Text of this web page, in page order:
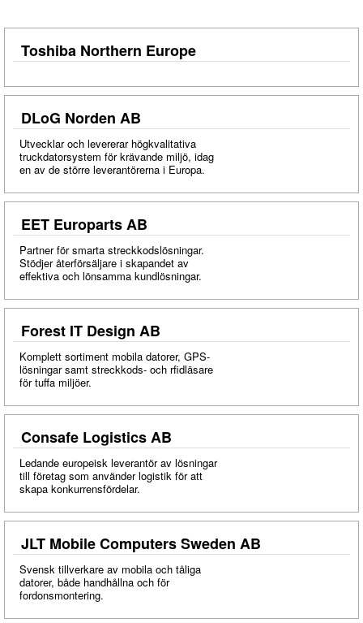
Toshiba Northern Europe
DLoG Norden AB
Utvecklar och levererar högkvalitativa
truckdatorsystem för krävande miljö, idag
en av de större leverantörerna i Europa.
EET Europarts AB
Partner för smarta streckkodslösningar.
Stödjer återförsäljare i skapandet av
effektiva och lönsamma kundlösningar.
Forest IT Design AB
Komplett sortiment mobila datorer, GPS-
lösningar samt streckkods- och rfidläsare
för tuffa miljöer.
Consafe Logistics AB
Ledande europeisk leverantör av lösningar
till företag som använder logistik för att
skapa konkurrensfördelar.
JLT Mobile Computers Sweden AB
Svensk tillverkare av mobila och tåliga
datorer, både handhållna och för
fordonsmontering.